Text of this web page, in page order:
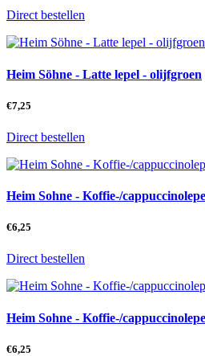
Direct bestellen
Heim Söhne - Latte lepel - olijfgroen
€7,25
Direct bestellen
Heim Sohne - Koffie-/
€6,25
Direct bestellen
Heim Sohne - Koffie-/
€6,25